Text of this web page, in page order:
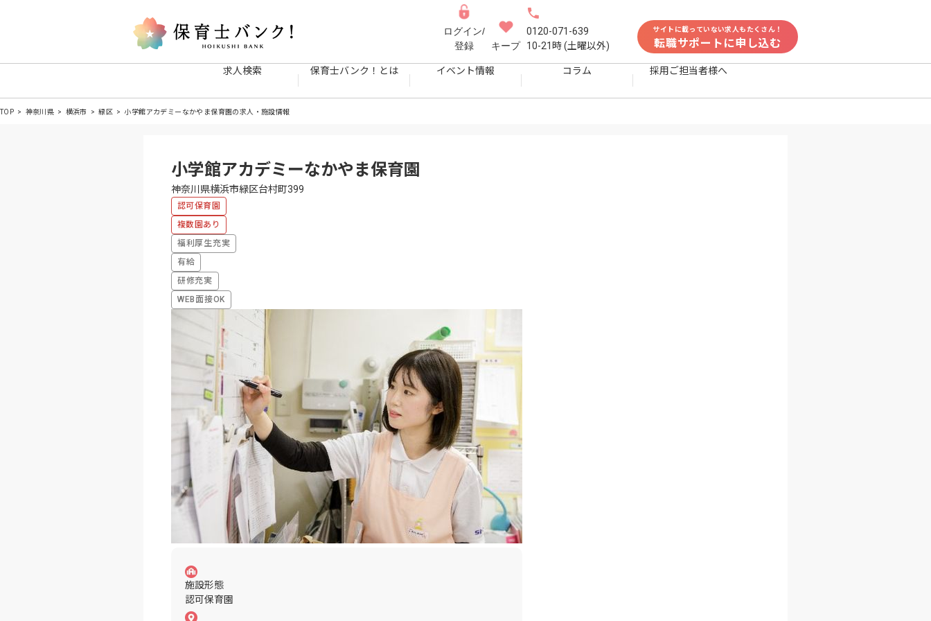
ログイン/
登録
キープ
0120-071-639
10-21時 (土曜以外)
サイトに載っていない求人もたくさん！
転職サポートに申し込む
求人検索 保育士バンク！とは イベント情報 コラム 採用ご担当者様へ
TOP 神奈川県 横浜市 緑区 小学館アカデミーなかやま保育園の求人・施設情報
小学館アカデミーなかやま保育園
神奈川県横浜市緑区台村町399
認可保育園
複数園あり
福利厚生充実
有給
研修充実
WEB面接OK
施設形態
認可保育園